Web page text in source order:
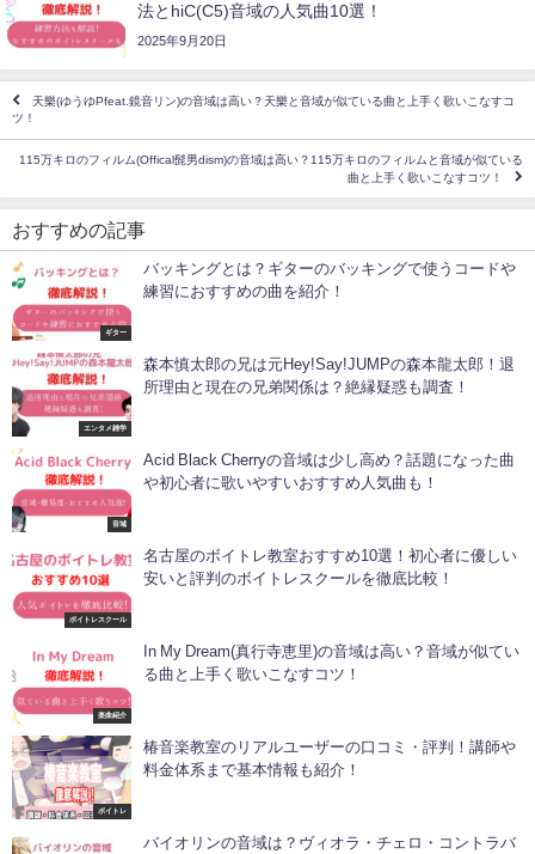
法とhiC(C5)音域の人気曲10選！
2025年9月20日
天樂(ゆうゆPfeat.鏡音リン)の音域は高い？天樂と音域が似ている曲と上手く歌いこなすコ
ツ！
115万キロのフィルム(Offical髭男dism)の音域は高い？115万キロのフィルムと音域が似ている
曲と上手く歌いこなすコツ！
おすすめの記事
ギター
バッキングとは？ギターのバッキングで使うコードや
練習におすすめの曲を紹介！
エンタメ雑学
森本慎太郎の兄は元Hey!Say!JUMPの森本龍太郎！退
所理由と現在の兄弟関係は？絶縁疑惑も調査！
音域
Acid Black Cherryの音域は少し高め？話題になった曲
や初心者に歌いやすいおすすめ人気曲も！
ボイトレスクール
名古屋のボイトレ教室おすすめ10選！初心者に優しい
安いと評判のボイトレスクールを徹底比較！
楽曲紹介
In My Dream(真行寺恵里)の音域は高い？音域が似てい
る曲と上手く歌いこなすコツ！
ボイトレ
椿音楽教室のリアルユーザーの口コミ・評判！講師や
料金体系まで基本情報も紹介！
バイオリンの音域は？ヴィオラ・チェロ・コントラバ